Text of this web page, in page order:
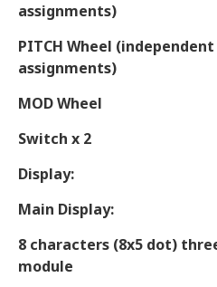
assignments)
PITCH Wheel
assignments)
MOD Wheel
Switch x 2
Display:
Main Display:
8 characters (8x5 dot)
module